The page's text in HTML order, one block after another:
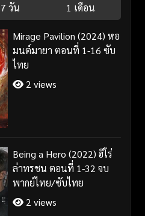
7 วัน 1 เดือน
Mirage Pavilion (2024) หอ
มนต์มายา ตอนที่ 1-16 ซับ
ไทย
2 views
Being a Hero (2022) ฮีโร่
ล่าทรชน ตอนที่ 1-32 จบ
พากย์ไทย/ซับไทย
2 views